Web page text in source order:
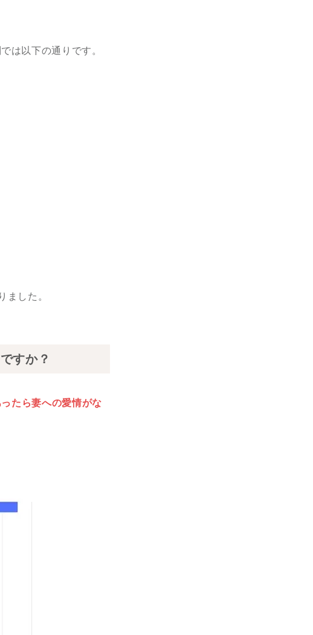
は以下の通りです。
した。
すか？
たら妻への愛情がな